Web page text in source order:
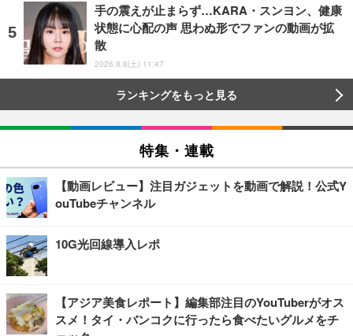
手の震えが止まらず…KARA・スンヨン、健康
状態に心配の声 思わぬ形でファンの動画が拡
散
2026.8.8(土) 11:47
ランキングをもっと見る
特集・連載
【動画レビュー】注目ガジェットを動画で解説！公式Y
ouTubeチャンネル
10G光回線導入レポ
【アジア美食レポート】編集部注目のYouTuberがオス
スメ！タイ・バンコクに行ったら食べたいグルメをチ